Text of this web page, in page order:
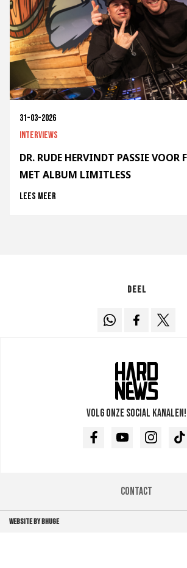
31-03-2026
Interviews
DR. RUDE HERVINDT PASSIE VOOR
MET ALBUM LIMITLESS
Lees meer
Deel
Volg onze social kanalen!
FacebookYoutubeInstagram
Contact
WEBSITE BY BHUGE